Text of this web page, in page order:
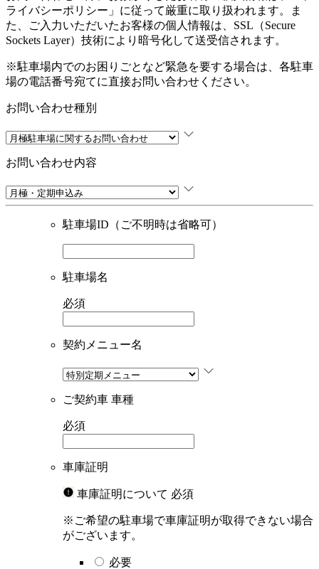
ライバシーポリシー 」に従って厳重に取り扱われます。ま
た、ご入力いただいたお客様の個人情報は、SSL（Secure
Sockets Layer）技術により暗号化して送受信されます。
※駐車場内でのお困りごとなど緊急を要する場合は、各駐車
場の電話番号宛てに直接お問い合わせください。
お問い合わせ種別
お問い合わせ内容
駐車場ID（ご不明時は省略可）
駐車場名
必須
契約メニュー名
ご契約車 車種
必須
車庫証明
車庫証明について 必須
※ご希望の駐車場で車庫証明が取得できない場合
がございます。
必要